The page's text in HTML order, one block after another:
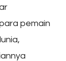
pemain